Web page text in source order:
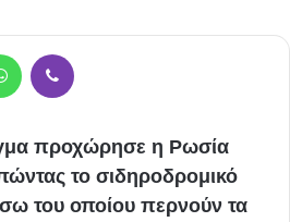
προχώρησε η Ρωσία
το σιδηροδρομικό
του οποίου περνούν τα